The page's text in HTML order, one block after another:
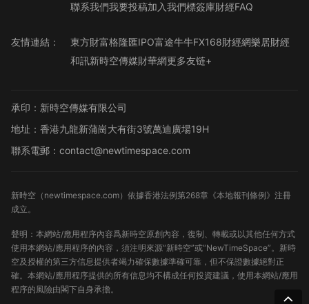
聯系我們我要投稿加入我們標簽庫財經FAQ
友情連結： 東方財富格隆匯IPO富途牛牛FX168財經網樂居財經
和訊新時空傳媒財華網更多友链+
承印：新時空傳媒有限公司
地址：香港九龍新蒲崗大有街3號萬迪廣場19H
聯系電郵：contact@newtimespace.com
新時空（ newtimespace.com）依據香港法例第268章《本地報刊條例》注冊
成立。
聲明：本網站/應用程序內容爲新時空原創內容，復制、轉載或以其他任何方式
使用本網站/應用程序的內容，須注明來源“新時空”或“NewTimeSpace”。新時
空及授權的第三方信息提供者竭力確保數據準確可靠，但不保證數據絕對正
確。本網站/應用程序提供的所有信息均不構成任何投資建議，使用本網站/應用
程序的風險由閣下自身承擔。